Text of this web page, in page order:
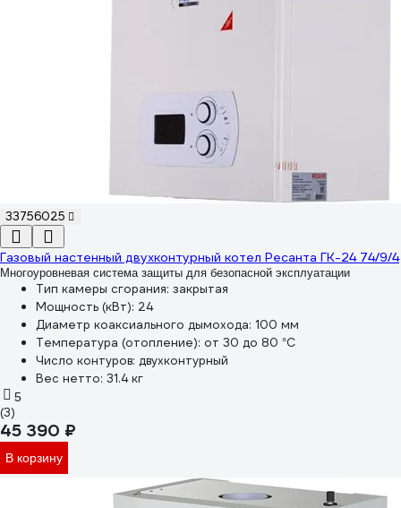
33756025
Газовый настенный двухконтурный котел Ресанта ГК-24 74/9/4
Многоуровневая система защиты для безопасной эксплуатации
Тип камеры сгорания: закрытая
Мощность (кВт): 24
Диаметр коаксиального дымохода: 100 мм
Температура (отопление): от 30 до 80 °С
Число контуров: двухконтурный
Вес нетто: 31.4 кг
5
(3)
45 390 ₽
В корзину